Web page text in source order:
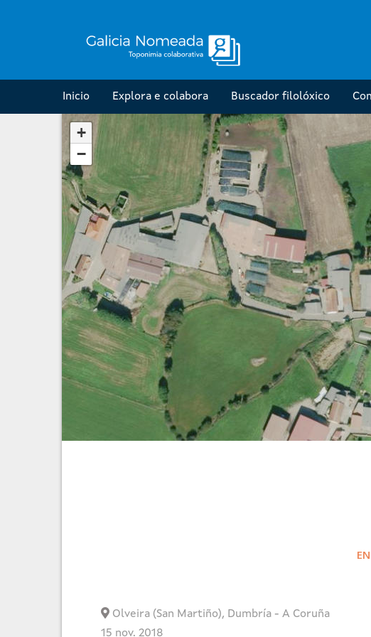
Inicio Explora e colabora Buscador filolóxico
+
−
Olveira (San Martiño), Dumbría - A Coruña
15 nov. 2018